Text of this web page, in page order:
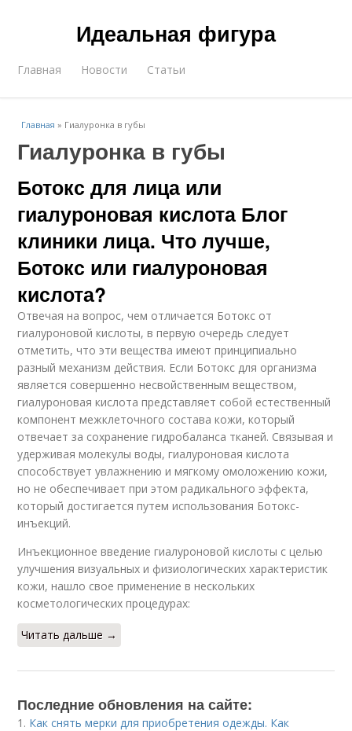
Идеальная фигура
Главная Новости Статьи
Главная » Гиалуронка в губы
Гиалуронка в губы
Ботокс для лица или
гиалуроновая кислота Блог
клиники лица. Что лучше,
Ботокс или гиалуроновая
кислота?
Отвечая на вопрос, чем отличается Ботокс от
гиалуроновой кислоты, в первую очередь следует
отметить, что эти вещества имеют принципиально
разный механизм действия. Если Ботокс для организма
является совершенно несвойственным веществом,
гиалуроновая кислота представляет собой естественный
компонент межклеточного состава кожи, который
отвечает за сохранение гидробаланса тканей. Связывая и
удерживая молекулы воды, гиалуроновая кислота
способствует увлажнению и мягкому омоложению кожи,
но не обеспечивает при этом радикального эффекта,
который достигается путем использования Ботокс-
инъекций.
Инъекционное введение гиалуроновой кислоты с целью
улучшения визуальных и физиологических характеристик
кожи, нашло свое применение в нескольких
косметологических процедурах:
Читать дальше →
Последние обновления на сайте:
1. Как снять мерки для приобретения одежды. Как